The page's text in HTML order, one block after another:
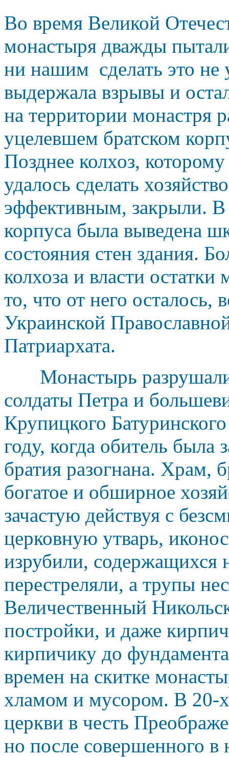
Во время Великой
монастыря дважды
ни нашим сделать это
выдержала взрывы и
на территории монастря
уцелевшем братском
Позднее колхоз,
удалось сделать
эффективным, закрыли. В
корпуса была выведена
состояния стен здания.
колхоза и власти
то, что от него осталось,
Украинской
Патриархата.
Монастырь
солдаты Петра и
Крупицкого
году, когда обитель была
братия разогнана. Храм,
богатое и обширное
зачастую действуя с
церковную утварь,
изрубили, содержащихся
перестреляли, а трупы
Величественный
постройки, и даже
кирпичику до
времен на скитке
хламом и мусором. В 20-
церкви в честь
но после совершенного в